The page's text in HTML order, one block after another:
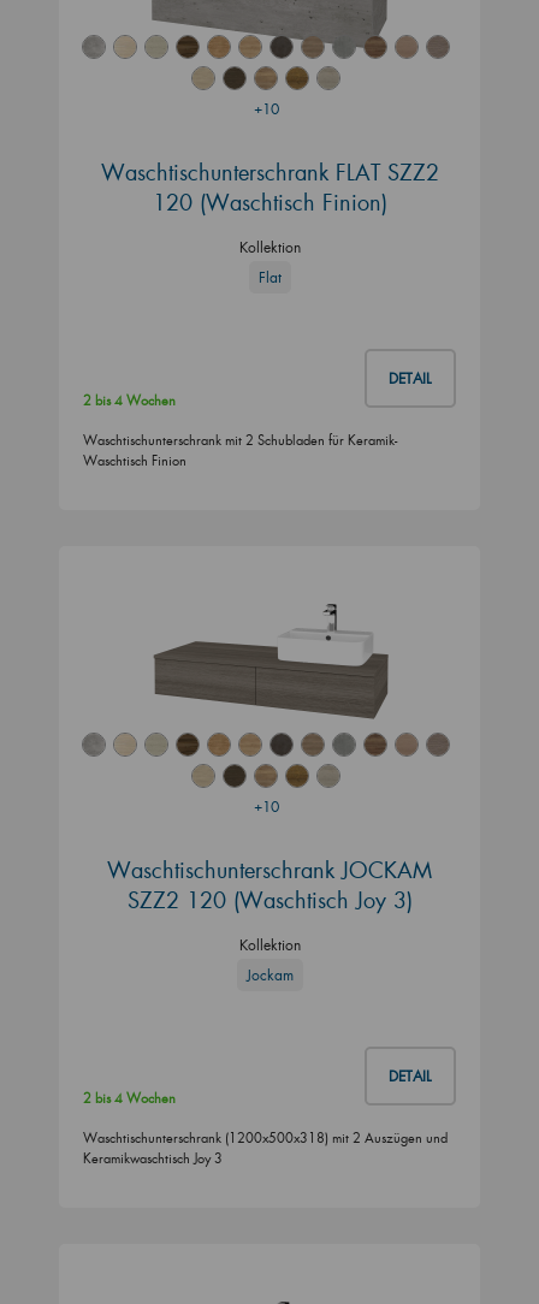
+10
Waschtischunterschrank FLAT SZZ2
120 (Waschtisch Finion)
Kollektion
Flat
DETAIL
2 bis 4 Wochen
Waschtischunterschrank mit 2 Schubladen für Keramik-
Waschtisch Finion
+10
Waschtischunterschrank JOCKAM
SZZ2 120 (Waschtisch Joy 3)
Kollektion
Jockam
DETAIL
2 bis 4 Wochen
Waschtischunterschrank (1200x500x318) mit 2 Auszügen und
Keramikwaschtisch Joy 3